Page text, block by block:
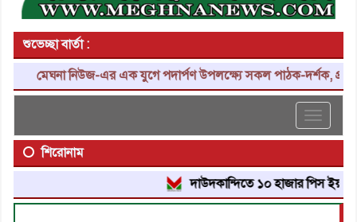
শুভেচ্ছা বার্তা :
মেঘনা নিউজ-এর এক যুগে পদার্পণ উপলক্ষ্যে সকল পাঠক-দর্শক,
Toggle
শিরোনাম
দাউদকান্দিতে ১০ হাজার পিস ইয়াবা